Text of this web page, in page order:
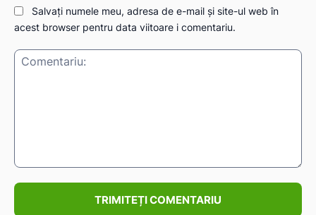
Salvați numele meu, adresa de e-mail și site-ul web în
acest browser pentru data viitoare i comentariu.